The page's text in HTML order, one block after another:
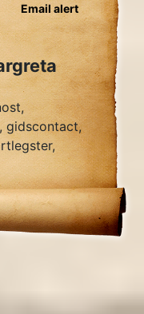
Email alert
gidscontact,
zielsrelaties,